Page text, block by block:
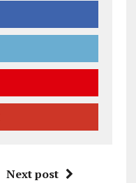
Next post